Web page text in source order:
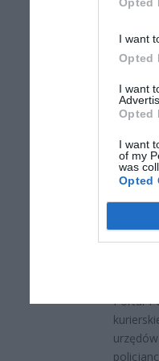
I want
Opted
I want
Opted
I want
of my
was
Opted
4
4
Za
Portal